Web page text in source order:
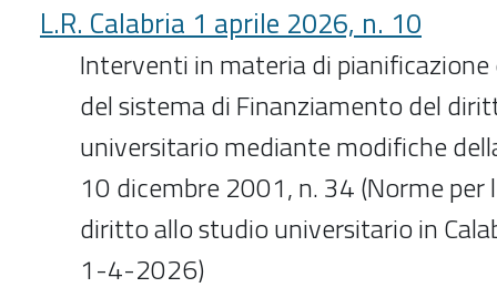
L.R. Calabria 1 aprile 2026, n. 10
Interventi in materia di
del sistema di Finanziamento del
universitario mediante modifiche
10 dicembre 2001, n. 34 (Norme per
diritto allo studio universitario in
1-4-2026)